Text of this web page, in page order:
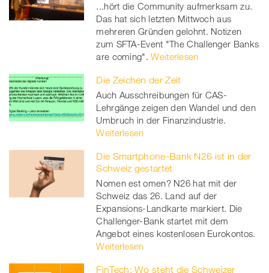
...hört die Community aufmerksam zu.
Das hat sich letzten Mittwoch aus
mehreren Gründen gelohnt. Notizen
zum SFTA-Event "The Challenger Banks
are coming". Weiterlesen
Die Zeichen der Zeit
Auch Ausschreibungen für CAS-
Lehrgänge zeigen den Wandel und den
Umbruch in der Finanzindustrie.
Weiterlesen
Die Smartphone-Bank N26 ist in der
Schweiz gestartet
Nomen est omen? N26 hat mit der
Schweiz das 26. Land auf der
Expansions-Landkarte markiert. Die
Challenger-Bank startet mit dem
Angebot eines kostenlosen Eurokontos.
Weiterlesen
FinTech: Wo steht die Schweizer